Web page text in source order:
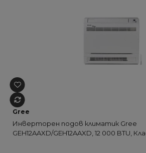
Gree
Инверторен подов климатик Gree
GEH12AAXD/GEH12AAXD, 12 000 BTU,